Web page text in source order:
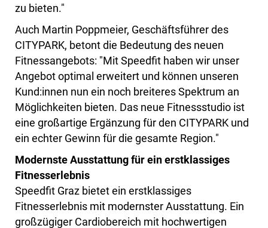
zu bieten."
Auch Martin Poppmeier, Geschäftsführer des
CITYPARK, betont die Bedeutung des neuen
Fitnessangebots: "Mit Speedfit haben wir unser
Angebot optimal erweitert und können unseren
Kund:innen nun ein noch breiteres Spektrum an
Möglichkeiten bieten. Das neue Fitnessstudio ist
eine großartige Ergänzung für den CITYPARK und
ein echter Gewinn für die gesamte Region."
Modernste Ausstattung für ein erstklassiges
Fitnesserlebnis
Speedfit Graz bietet ein erstklassiges
Fitnesserlebnis mit modernster Ausstattung. Ein
großzügiger Cardiobereich mit hochwertigen